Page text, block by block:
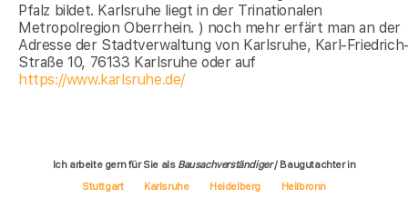
Pfalz bildet. Karlsruhe liegt in der Trinationalen
Metropolregion Oberrhein. ) noch mehr erfärt man an der
Adresse der Stadtverwaltung von Karlsruhe, Karl-
Straße 10, 76133 Karlsruhe oder auf
https://www.karlsruhe.de/
Ich arbeite gern für Sie als Bausachverständiger/ Baugutachter in
Stuttgart
Karlsruhe Heidelberg Heilbronn